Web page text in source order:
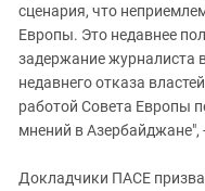
сценария, что
Европы. Это недавнее
задержание журналиста
недавнего отказа
работой Совета Европы
мнений в Азербайджане",
Докладчики ПАСЕ